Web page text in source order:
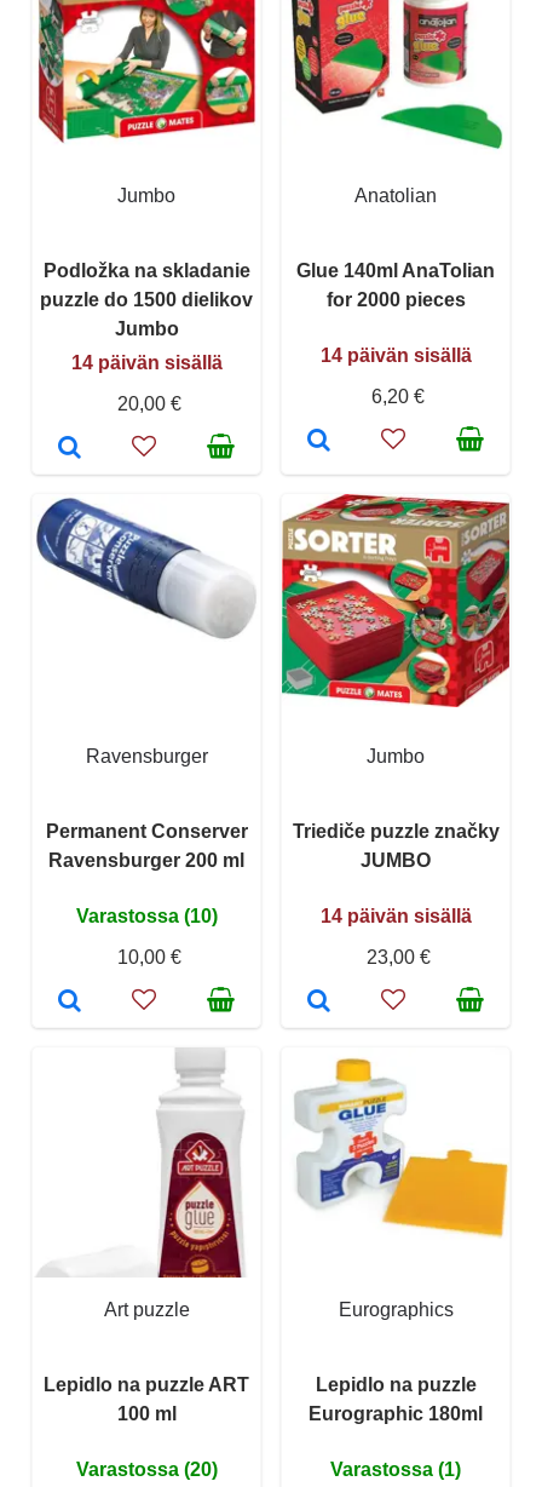
Jumbo
Podložka na skladanie
puzzle do 1500 dielikov
Jumbo
14 päivän sisällä
20,00 €
Anatolian
Glue 140ml AnaTolian
for 2000 pieces
14 päivän sisällä
6,20 €
Ravensburger
Permanent Conserver
Ravensburger 200 ml
Varastossa (10)
10,00 €
Jumbo
Triediče puzzle značky
JUMBO
14 päivän sisällä
23,00 €
Art puzzle
Lepidlo na puzzle ART
100 ml
Varastossa (20)
Eurographics
Lepidlo na puzzle
Eurographic 180ml
Varastossa (1)